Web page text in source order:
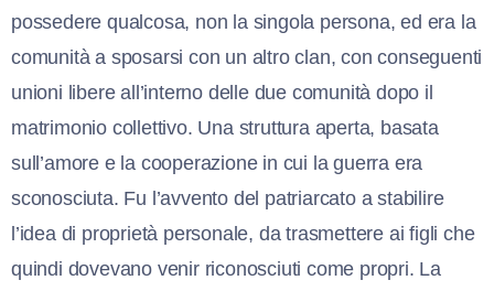
possedere qualcosa, non la singola persona, ed era la
comunità a sposarsi con un altro clan, con conseguenti
unioni libere all’interno delle due comunità dopo il
matrimonio collettivo. Una struttura aperta, basata
sull’amore e la cooperazione in cui la guerra era
sconosciuta. Fu l’avvento del patriarcato a stabilire
l’idea di proprietà personale, da trasmettere ai figli che
quindi dovevano venir riconosciuti come propri. La